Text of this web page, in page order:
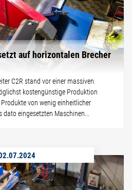
auf horizontalen Brecher
C2R stand vor einer massiven
kostengünstige Produktion
von wenig einheitlicher
eingesetzten Maschinen...